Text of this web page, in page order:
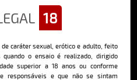
18
de caráter sexual, erótico e adulto, feito
o ensaio é realizado, dirigido
superior a 18 anos ou conforme
responsáveis e que não se sintam
longeva revista masculina digital
e vídeos exclusivos de alta
sobre saúde, esportes, moda,
tecnologia e erotismo.
mais